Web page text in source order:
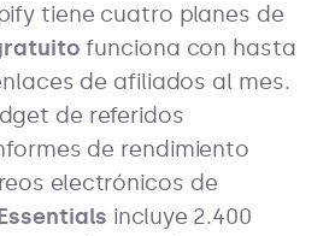
tiene cuatro planes de
funciona con hasta
de afiliados al mes.
de referidos
de rendimiento
electrónicos de
incluye 2.400